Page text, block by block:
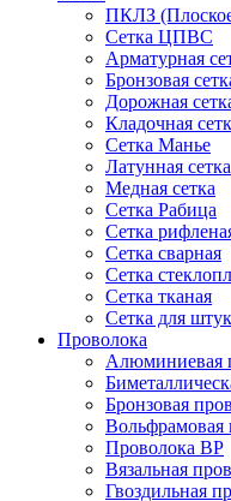
ПКЛЗ (Плоское
Сетка ЦПВС
Арматурная
Бронзовая
Дорожная
Кладочная
Сетка Манье
Латунная сетка
Медная сетка
Сетка Рабица
Сетка
Сетка сварная
Сетка
Сетка тканая
Сетка для
Проволока
Алюминиевая
Бронзовая
Вольфрамовая
Проволока ВР
Вязальная
Гвоздильная